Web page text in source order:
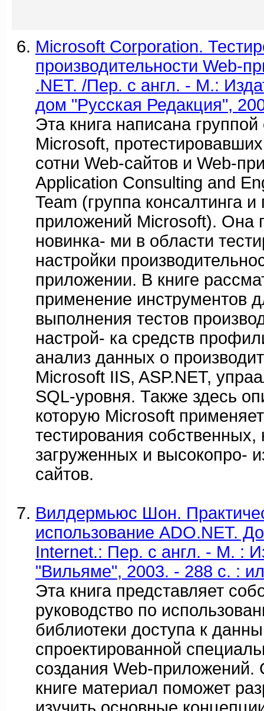
Microsoft Corporation.
производительности Web-
.NET. /Пер. с англ. - М.:
дом "Русская Редакция",
Эта книга написана
Microsoft,
сотни Web-сайтов и Web-
Application Consulting and
Team (группа консалтинга
приложений Microsoft). Она
новинка- ми в области
настройки
приложении. В книге
применение инструментов
выполнения тестов
настрой- ка средств
анализ данных о
Microsoft IIS, ASP.NET,
SQL-уровня. Также здесь
которую Microsoft
тестирования собственных,
загруженных и высокопро-
сайтов.
Вилдермьюс Шон.
использование ADO.NET.
Internet.: Пер. с англ. - М. :
"Вильяме", 2003. - 288 с. :
Эта книга представляет
руководство по
библиотеки доступа к
спроектированной
создания Web-
книге материал поможет